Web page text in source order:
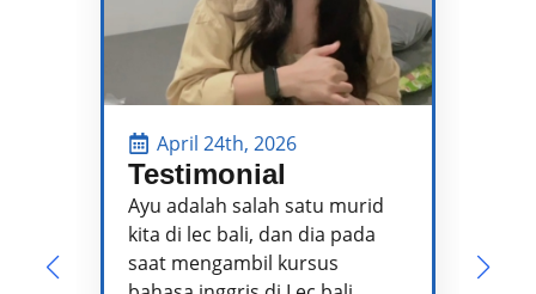
April 24th, 2026
Testimonial
Ayu adalah salah satu murid
kita di lec bali, dan dia pada
saat mengambil kursus